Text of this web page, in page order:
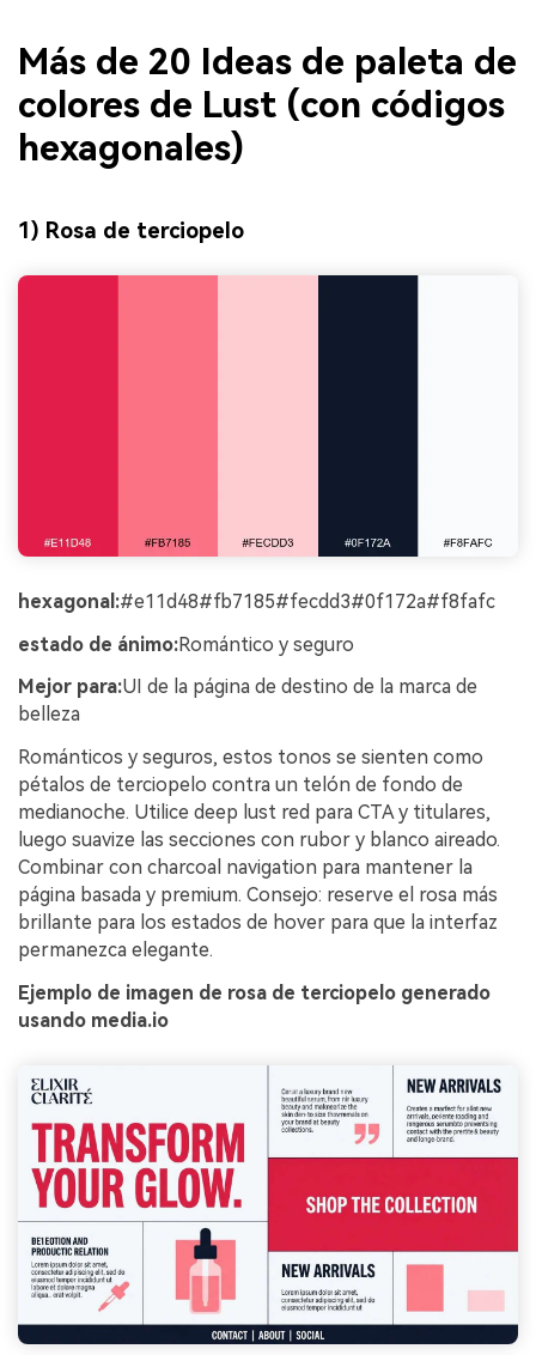
Más de 20 Ideas de paleta de
colores de Lust (con códigos
hexagonales)
1) Rosa de terciopelo
hexagonal:#e11d48#fb7185#fecdd3#0f172a#f8fafc
estado de ánimo:Romántico y seguro
Mejor para:UI de la página de destino de la marca de
belleza
Románticos y seguros, estos tonos se sienten como
pétalos de terciopelo contra un telón de fondo de
medianoche. Utilice deep lust red para CTA y titulares,
luego suavize las secciones con rubor y blanco aireado.
Combinar con charcoal navigation para mantener la
página basada y premium. Consejo: reserve el rosa más
brillante para los estados de hover para que la interfaz
permanezca elegante.
Ejemplo de imagen de rosa de terciopelo generado
usando media.io